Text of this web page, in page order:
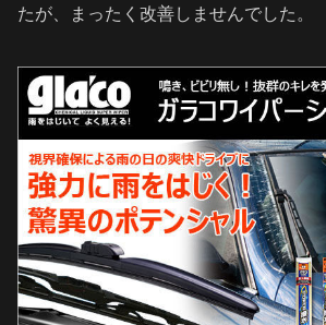
たが、まったく改善しませんでした。